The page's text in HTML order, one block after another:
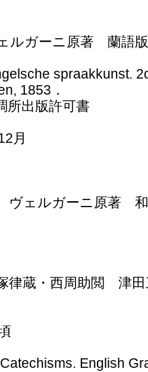
ルガーニ原著 蘭語
spraakkunst.
1853．
蕃書調所
月
ェルガーニ原著
律蔵・西周助閲 津田
English